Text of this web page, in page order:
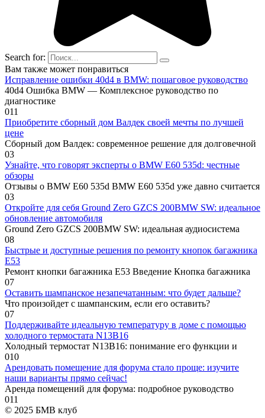
Search for:
Вам также может понравиться
Исправление ошибки 40d4 в BMW: пошаговое руководство
40d4 Ошибка BMW — Комплексное руководство по
диагностике
011
Приобретите сборный дом Валдек своей мечты по лучшей
цене
Сборный дом Валдек: современное решение для долговечной
03
Узнайте, что говорят эксперты о BMW E60 535d: честные
обзоры
Отзывы о BMW E60 535d BMW E60 535d уже давно считается
03
Откройте для себя Ground Zero GZCS 200BMW SW: идеальное
обновление автомобиля
Ground Zero GZCS 200BMW SW: идеальная аудиосистема
08
Быстрые и доступные решения по ремонту кнопок багажника
E53
Ремонт кнопки багажника E53 Введение Кнопка багажника
07
Оставить шампанское незапечатанным: что будет дальше?
Что произойдет с шампанским, если его оставить?
07
Поддерживайте идеальную температуру в доме с помощью
холодного термостата N13B16
Холодный термостат N13B16: понимание его функции и
010
Арендовать помещение для форума стало проще: изучите
наши варианты прямо сейчас!
Аренда помещений для форума: подробное руководство
011
© 2025 БМВ клуб